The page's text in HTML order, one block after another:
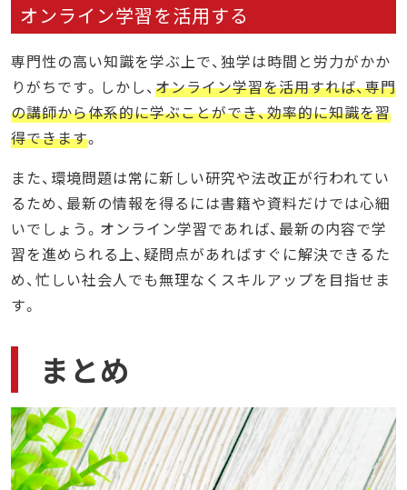
オンライン学習を活用する
専門性の高い知識を学ぶ上で、独学は時間と労力がかか
りがちです。しかし、オンライン学習を活用すれば、専門
の講師から体系的に学ぶことができ、効率的に知識を習
得できます。
また、環境問題は常に新しい研究や法改正が行われてい
るため、最新の情報を得るには書籍や資料だけでは心細
いでしょう。オンライン学習であれば、最新の内容で学
習を進められる上、疑問点があればすぐに解決できるた
め、忙しい社会人でも無理なくスキルアップを目指せま
す。
まとめ